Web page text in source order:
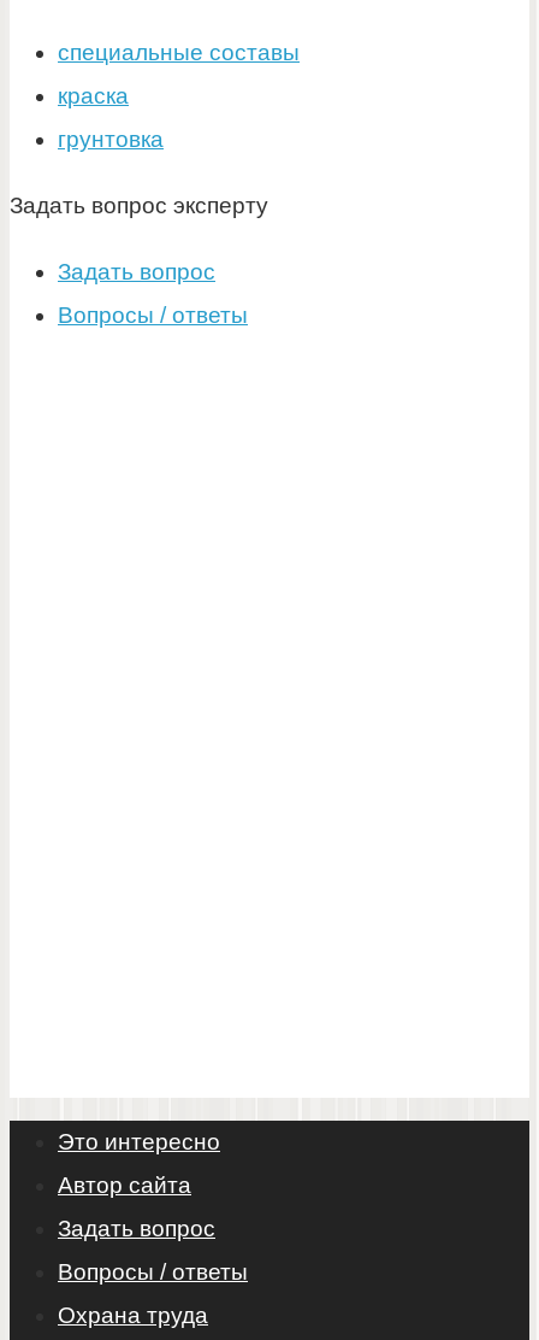
специальные составы
краска
грунтовка
Задать вопрос эксперту
Задать вопрос
Вопросы / ответы
Это интересно
Автор сайта
Задать вопрос
Вопросы / ответы
Охрана труда